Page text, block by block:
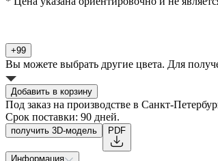
+99
Вы можете выбрать другие цвета. Для
Добавить в корзину
Под заказ на производстве в Санкт-
Срок поставки: 90 дней.
получить 3D-модель PDF
Информация